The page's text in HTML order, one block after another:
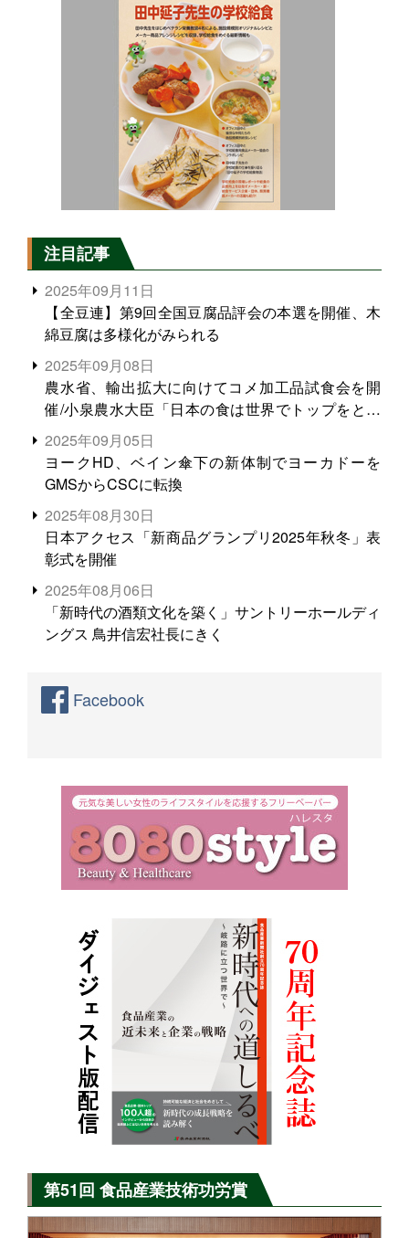
注目記事
2025年09月11日
【全豆連】第9回全国豆腐品評会の本選を開催、木
綿豆腐は多様化がみられる
2025年09月08日
農水省、輸出拡大に向けてコメ加工品試食会を開
催/小泉農水大臣「日本の食は世界でトップをとれ
る。米増産に向けて、米輸出需要の拡大を」
2025年09月05日
ヨークHD、ベイン傘下の新体制でヨーカドーを
GMSからCSCに転換
2025年08月30日
日本アクセス「新商品グランプリ2025年秋冬」表
彰式を開催
2025年08月06日
「新時代の酒類文化を築く」サントリーホールディ
ングス 鳥井信宏社長にきく
Facebook
第51回 食品産業技術功労賞